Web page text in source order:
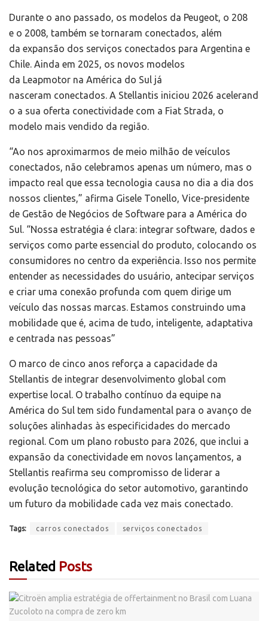
Durante o ano passado, os modelos da Peugeot, o 208
e o 2008, também se tornaram conectados, além
da expansão dos serviços conectados para Argentina e
Chile. Ainda em 2025, os novos modelos
da Leapmotor na América do Sul já
nasceram conectados. A Stellantis iniciou 2026 acelerand
o a sua oferta conectividade com a Fiat Strada, o
modelo mais vendido da região.
“Ao nos aproximarmos de meio milhão de veículos
conectados, não celebramos apenas um número, mas o
impacto real que essa tecnologia causa no dia a dia dos
nossos clientes,” afirma Gisele Tonello, Vice-presidente
de Gestão de Negócios de Software para a América do
Sul. “Nossa estratégia é clara: integrar software, dados e
serviços como parte essencial do produto, colocando os
consumidores no centro da experiência. Isso nos permite
entender as necessidades do usuário, antecipar serviços
e criar uma conexão profunda com quem dirige um
veículo das nossas marcas. Estamos construindo uma
mobilidade que é, acima de tudo, inteligente, adaptativa
e centrada nas pessoas”
O marco de cinco anos reforça a capacidade da
Stellantis de integrar desenvolvimento global com
expertise local. O trabalho contínuo da equipe na
América do Sul tem sido fundamental para o avanço de
soluções alinhadas às especificidades do mercado
regional. Com um plano robusto para 2026, que inclui a
expansão da conectividade em novos lançamentos, a
Stellantis reafirma seu compromisso de liderar a
evolução tecnológica do setor automotivo, garantindo
um futuro da mobilidade cada vez mais conectado.
Tags: carros conectados serviços conectados
Related Posts